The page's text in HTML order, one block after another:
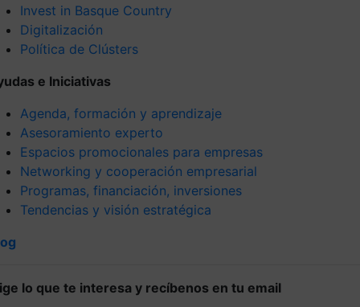
Invest in Basque Country
Digitalización
Política de Clústers
e Iniciativas
Agenda, formación y aprendizaje
Asesoramiento experto
Espacios promocionales para empresas
Networking y cooperación empresarial
Programas, financiación, inversiones
Tendencias y visión estratégica
lo que te interesa y recíbenos en tu email